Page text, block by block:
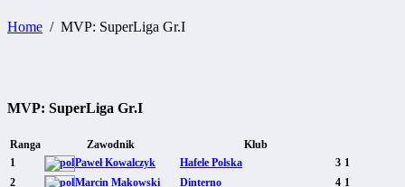
Home MVP: SuperLiga Gr.I
MVP: SuperLiga Gr.I
Ranga Zawodnik
Klub
1
Paweł Kowalczyk Hafele Polska 3 1
2
Marcin Makowski Dinterno 4 1